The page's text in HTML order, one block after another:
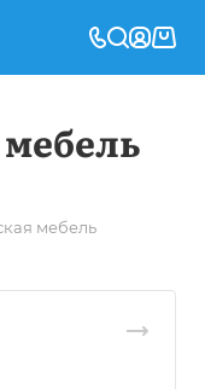
мебель